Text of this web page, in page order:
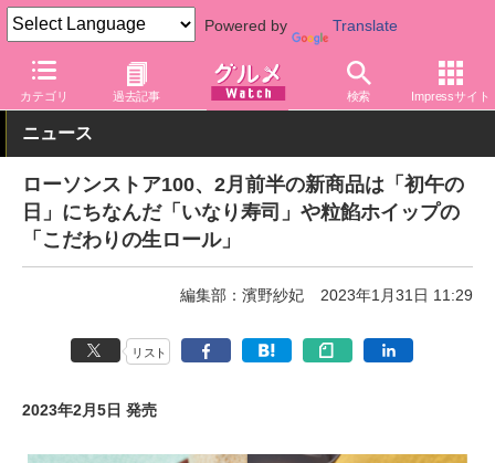
Powered by Translate
カテゴリ 過去記事 検索 Impressサイト
グルメ Watch 店舗 コンビニ ローソン
ニュース
ローソンストア100、2月前半の新商品は「初午の
日」にちなんだ「いなり寿司」や粒餡ホイップの
「こだわりの生ロール」
編集部：濱野紗妃 2023年1月31日 11:29
リスト
2023年2月5日 発売